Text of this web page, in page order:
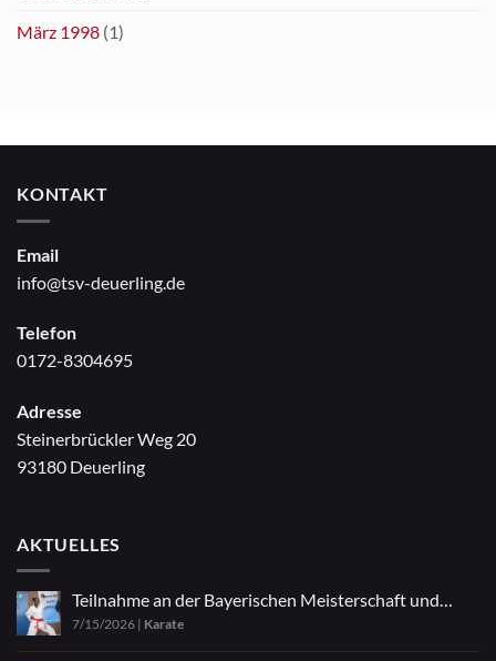
März 1998 (1)
KONTAKT
Email
info@tsv-deuerling.de
Telefon
0172-8304695
Adresse
Steinerbrückler Weg 20
93180 Deuerling
AKTUELLES
Teilnahme an der Bayerischen Meisterschaft und
Zazen
7/15/2026 | Karate